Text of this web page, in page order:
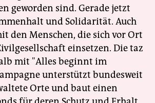
geworden sind. Gerade jetzt
und Solidarität. Auch
den Menschen, die sich vor Ort
einsetzen. Die taz
mit "Alles beginnt im
unterstützt bundesweit
Orte und baut einen